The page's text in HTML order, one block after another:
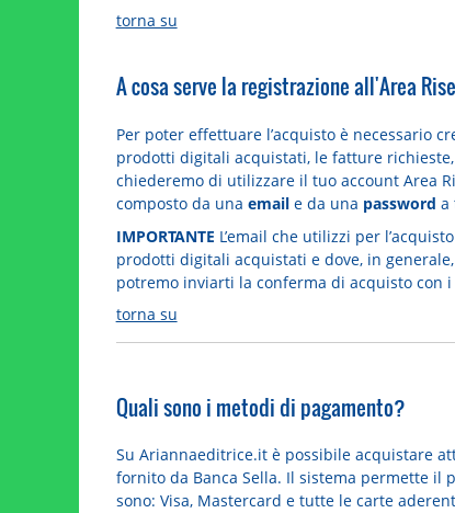
torna su
A cosa serve la registrazione all'Area
Per poter effettuare l’acquisto è necessario
prodotti digitali acquistati, le fatture
chiederemo di utilizzare il tuo account Area
composto da una emaile da una password a
IMPORTANTE L’email che utilizzi per
prodotti digitali acquistati e dove, in
potremo inviarti la conferma di acquisto con
torna su
Quali sono i metodi di pagamento?
Su Ariannaeditrice.it è possibile acquistare
fornito da Banca Sella. Il sistema permette il
sono: Visa, Mastercard e tutte le carte